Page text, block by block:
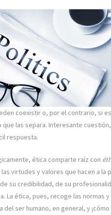
coexistir o, por el contrario, si
que las separa. Interesante
respuesta.
ética comparte raíz con
las virtudes y valores que hacen a la
su credibilidad, de su
La ética, pues, recoge las normas
del ser humano, en general, y